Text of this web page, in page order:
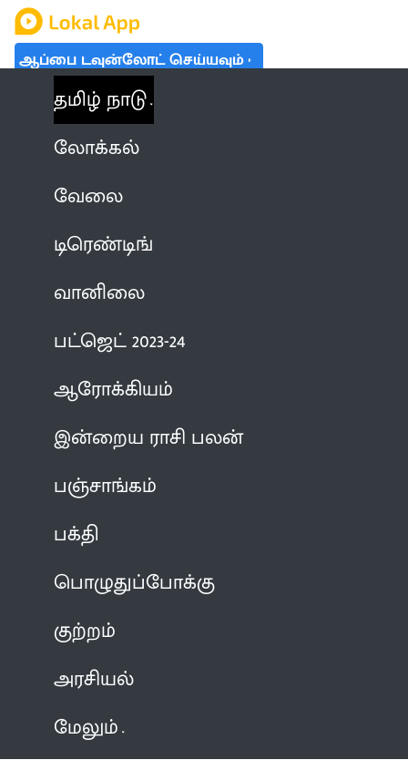
ஆப்பை டவுன்லோட் செய்யவும்
தமிழ் நாடு
லோக்கல்
வேலை
டிரெண்டிங்
வானிலை
பட்ஜெட் 2023-24
ஆரோக்கியம்
இன்றைய ராசி பலன்
பஞ்சாங்கம்
பக்தி
பொழுதுப்போக்கு
குற்றம்
அரசியல்
மேலும்